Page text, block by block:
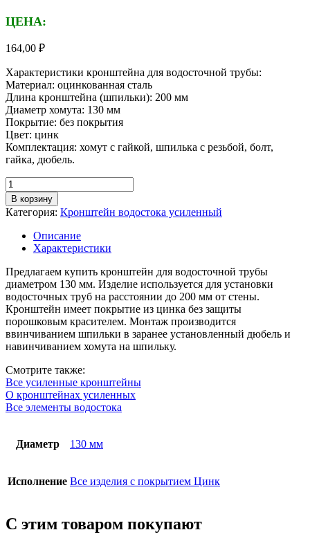
ЦЕНА:
164,00 ₽
Характеристики кронштейна для водосточной трубы:
Материал: оцинкованная сталь
Длина кронштейна (шпильки): 200 мм
Диаметр хомута: 130 мм
Покрытие: без покрытия
Цвет: цинк
Комплектация: хомут с гайкой, шпилька с резьбой, болт,
гайка, дюбель.
Количество
товара
Кронштейн
трубы
шпилькой
мм,
D
130
мм,
цинк
В корзину
Категория: Кронштейн водостока усиленный
Описание
Характеристики
Предлагаем купить кронштейн для водосточной трубы
диаметром 130 мм. Изделие используется для установки
водосточных труб на расстоянии до 200 мм от стены.
Кронштейн имеет покрытие из цинка без защиты
порошковым красителем. Монтаж производится
ввинчиванием шпильки в заранее установленный дюбель и
навинчиванием хомута на шпильку.
Смотрите также:
Все усиленные кронштейны
О кронштейнах усиленных
Все элементы водостока
Диаметр 130 мм
Исполнение Все изделия с покрытием Цинк
С этим товаром покупают